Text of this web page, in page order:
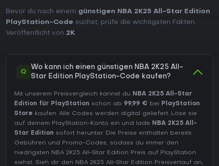
Bevor du nach einem günstigen NBA 2K25 All-Star Edition
PlayStation-Code suchst, prüfe die wichtigsten Fakten.
Veröffentlicht von 2K.
Q
Wo kann ich einen günstigen NBA 2K25 All-
Star Edition PlayStation-Code kaufen?
Mit unserem Preisvergleich kannst du NBA 2K25 All-Star
Edition für PlayStation schon ab 99,99 € bei PlayStation
Store kaufen. Alle Codes werden digital geliefert. Löse sie
auf deinem PlayStation-Konto ein und lade NBA 2K25 All-
Star Edition sofort herunter. Die Preise enthalten bereits
Gebühren und Promo-Codes, sodass du immer den
niedrigsten NBA 2K25 All-Star Edition Preis auf PlayStation
siehst. Sieh dir den NBA 2K25 All-Star Edition Preisverlauf an,